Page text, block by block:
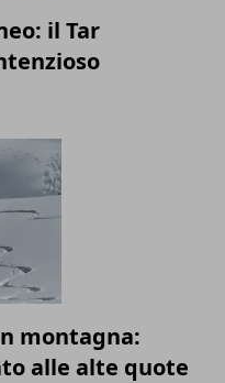
il Tar
montagna:
alle alte quote